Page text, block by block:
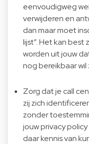
eenvoudigweg
verwijderen en
dan maar moet
lijst”. Het kan best
worden uit jouw
nog bereikbaar wil
Zorg dat je call
zij zich
zonder
jouw privacy
daar kennis van